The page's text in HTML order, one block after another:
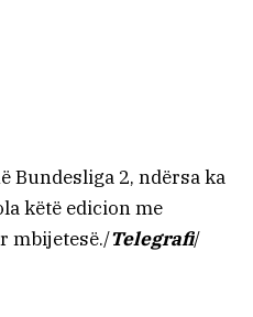
Bundesliga 2, ndërsa ka
këtë edicion me
mbijetesë./Telegrafi/